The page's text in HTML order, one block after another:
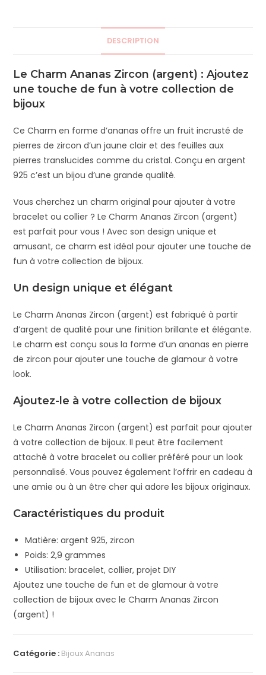
DESCRIPTION
Le Charm Ananas Zircon (argent) : Ajoutez
une touche de fun à votre collection de
bijoux
Ce Charm en forme d’ananas offre un fruit incrusté de
pierres de zircon d’un jaune clair et des feuilles aux
pierres translucides comme du cristal. Conçu en argent
925 c’est un bijou d’une grande qualité.
Vous cherchez un charm original pour ajouter à votre
bracelet ou collier ? Le Charm Ananas Zircon (argent)
est parfait pour vous ! Avec son design unique et
amusant, ce charm est idéal pour ajouter une touche de
fun à votre collection de bijoux.
Un design unique et élégant
Le Charm Ananas Zircon (argent) est fabriqué à partir
d’argent de qualité pour une finition brillante et élégante.
Le charm est conçu sous la forme d’un ananas en pierre
de zircon pour ajouter une touche de glamour à votre
look.
Ajoutez-le à votre collection de bijoux
Le Charm Ananas Zircon (argent) est parfait pour ajouter
à votre collection de bijoux. Il peut être facilement
attaché à votre bracelet ou collier préféré pour un look
personnalisé. Vous pouvez également l’offrir en cadeau à
une amie ou à un être cher qui adore les bijoux originaux.
Caractéristiques du produit
Matière: argent 925, zircon
Poids: 2,9 grammes
Utilisation: bracelet, collier, projet DIY
Ajoutez une touche de fun et de glamour à votre
collection de bijoux avec le Charm Ananas Zircon
(argent) !
Catégorie : Bijoux Ananas